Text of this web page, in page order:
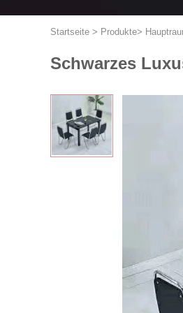
Startseite > Produkte>
Schwarzes